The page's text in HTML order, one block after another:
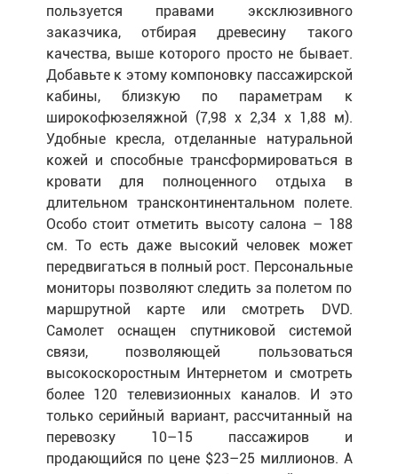
пользуется правами эксклюзивного
заказчика, отбирая древесину такого
качества, выше которого просто не бывает.
Добавьте к этому компоновку пассажирской
кабины, близкую по параметрам к
широкофюзеляжной (7,98 х 2,34 х 1,88 м).
Удобные кресла, отделанные натуральной
кожей и способные трансформироваться в
кровати для полноценного отдыха в
длительном трансконтинентальном полете.
Особо стоит отметить высоту салона – 188
см. То есть даже высокий человек может
передвигаться в полный рост. Персональные
мониторы позволяют следить за полетом по
маршрутной карте или смотреть DVD.
Самолет оснащен спутниковой системой
связи, позволяющей пользоваться
высокоскоростным Интернетом и смотреть
более 120 телевизионных каналов. И это
только серийный вариант, рассчитанный на
перевозку 10–15 пассажиров и
продающийся по цене $23–25 миллионов. А